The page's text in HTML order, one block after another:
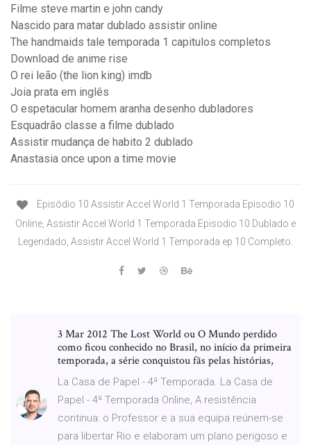
Filme steve martin e john candy
Nascido para matar dublado assistir online
The handmaids tale temporada 1 capitulos completos
Download de anime rise
O rei leão (the lion king) imdb
Joia prata em inglês
O espetacular homem aranha desenho dubladores
Esquadrão classe a filme dublado
Assistir mudança de habito 2 dublado
Anastasia once upon a time movie
Episódio 10 Assistir Accel World 1 Temporada Episodio 10
Online, Assistir Accel World 1 Temporada Episodio 10 Dublado e
Legendado, Assistir Accel World 1 Temporada ep 10 Completo.
3 Mar 2012 The Lost World ou O Mundo perdido
como ficou conhecido no Brasil, no início da primeira
temporada, a série conquistou fãs pelas histórias,
La Casa de Papel - 4ª Temporada. La Casa de
Papel - 4ª Temporada Online, A resistência
continua: o Professor e a sua equipa reúnem-se
para libertar Rio e elaboram um plano perigoso e